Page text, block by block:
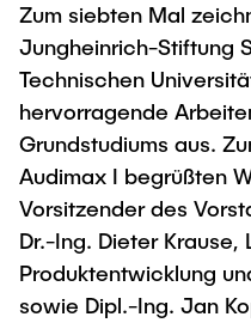
Information for new
Internal Information
Doctoral Degrees
Continuing Education
Research &
Interdisciplinary
"Biobased
Technologies"
Research and Institutes
Mechanical
Study programs
Research and institutes
Joint School of
Zum siebten Mal
Jungheinrich-Stiftung
Technischen
hervorragende
Grundstudiums aus.
Audimax I begrüßten
Vorsitzender des
Dr.-Ing. Dieter
Produktentwicklung
sowie Dipl.-Ing. Jan